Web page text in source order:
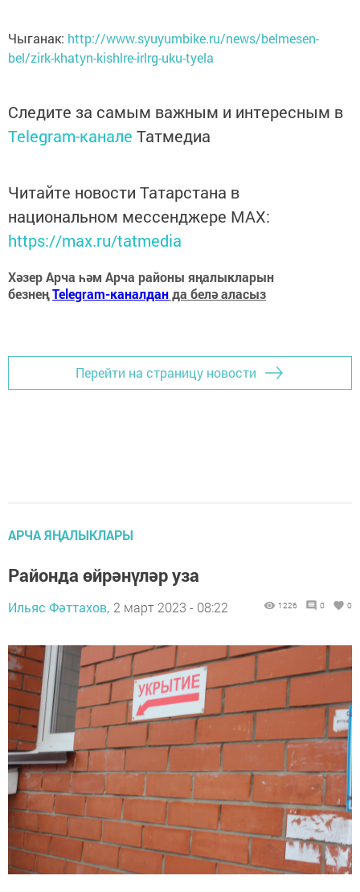
Чыганак: http://www.syuyumbike.ru/news/belmesen-
bel/zirk-khatyn-kishlre-irlrg-uku-tyela
Следите за самым важным и интересным в
Telegram-канале Татмедиа
Читайте новости Татарстана в
национальном мессенджере MАХ:
https://max.ru/tatmedia
Хәзер Арча һәм Арча районы яңалыкларын
безнеңTelegram-каналданда белә аласыз
Перейти на страницу новости
АРЧА ЯҢАЛЫКЛАРЫ
Районда өйрәнүләр уза
Ильяс Фәттахов, 2 март 2023 - 08:22 1226 0 0